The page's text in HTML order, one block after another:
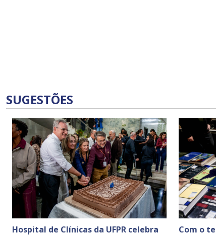
SUGESTÕES
Hospital de Clínicas da UFPR celebra
Com o